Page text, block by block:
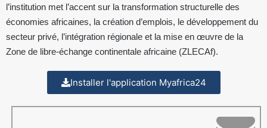
l’institution met l’accent sur la transformation structurelle des
économies africaines, la création d’emplois, le développement du
secteur privé, l’intégration régionale et la mise en œuvre de la
Zone de libre-échange continentale africaine (ZLECAf).
Installer l'application Myafrica24